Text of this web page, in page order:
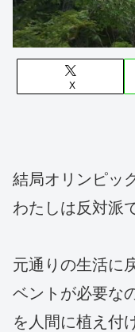
X
結局オリンピッ
わたしは反対派
元通りの生活に
ベントが必要な
を人間に植え付